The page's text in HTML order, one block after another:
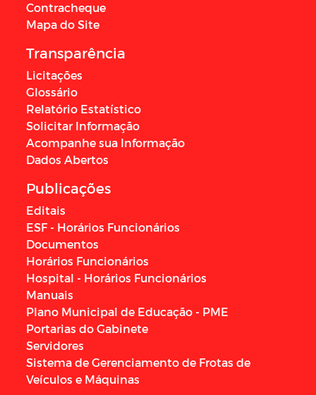
Contracheque
Mapa do Site
Transparência
Licitações
Glossário
Relatório Estatístico
Solicitar Informação
Acompanhe sua Informação
Dados Abertos
Publicações
Editais
ESF - Horários Funcionários
Documentos
Horários Funcionários
Hospital - Horários Funcionários
Manuais
Plano Municipal de Educação - PME
Portarias do Gabinete
Servidores
Sistema de Gerenciamento de Frotas de
Veículos e Máquinas